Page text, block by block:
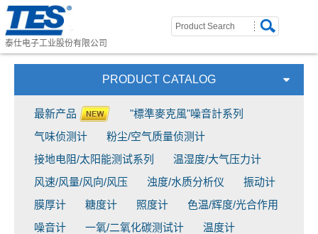
泰仕电子工业股份有限公司
PRODUCT CATALOG
最新产品
"標準麥克風"噪音計系列
气味侦测计
粉尘/空气质量侦测计
接地电阻/太阳能测试系列
温湿度/大气压力计
风速/风量/风向/风压
浊度/水质分析仪
振动计
膜厚计
糖度计 照度计
色温/辉度/光合作用
噪音计
一氧/二氧化碳测试计
温度计